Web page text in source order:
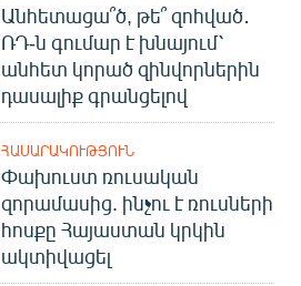
Անհետացա՞ծ, թե՞ զոհված․
ՌԴ-ն գումար է խնայում՝
անհետ կորած զինվորներին
դասալիք գրանցելով
ՀԱՍԱՐԱԿՈՒԹՅՈՒՆ
Փախուստ ռուսական
զորամասից. ինչու է ռուսների
հոսքը Հայաստան կրկին
ակտիվացել